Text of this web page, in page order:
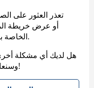
تعذر العثور على
الخاصة بنا لمساعدتك في العثور على ما تريد.
هل لديك أي مشكلة
وسنعاود التواصل معك. شكرًا على صبرك!